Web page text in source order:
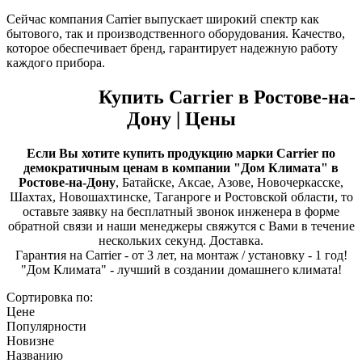
Сейчас компания Carrier выпускает широкий спектр как
бытового, так и производственного оборудования. Качество,
которое обеспечивает бренд, гарантирует надежную работу
каждого прибора.
Купить Carrier в Ростове-на-
Дону | Цены
Если Вы хотите купить продукцию марки Carrier по
демократичным ценам в компании "Дом Климата" в
Ростове-на-Дону, Батайске, Аксае, Азове, Новочеркасске,
Шахтах, Новошахтинске, Таганроге и Ростовской области, то
оставьте заявку на бесплатный звонок инженера в форме
обратной связи и наши менеджеры свяжутся с Вами в течение
нескольких секунд. Доставка.
Гарантия на Carrier - от 3 лет, на монтаж / установку - 1 год!
"Дом Климата" - лучший в создании домашнего климата!
Сортировка по:
Цене
Популярности
Новизне
Названию